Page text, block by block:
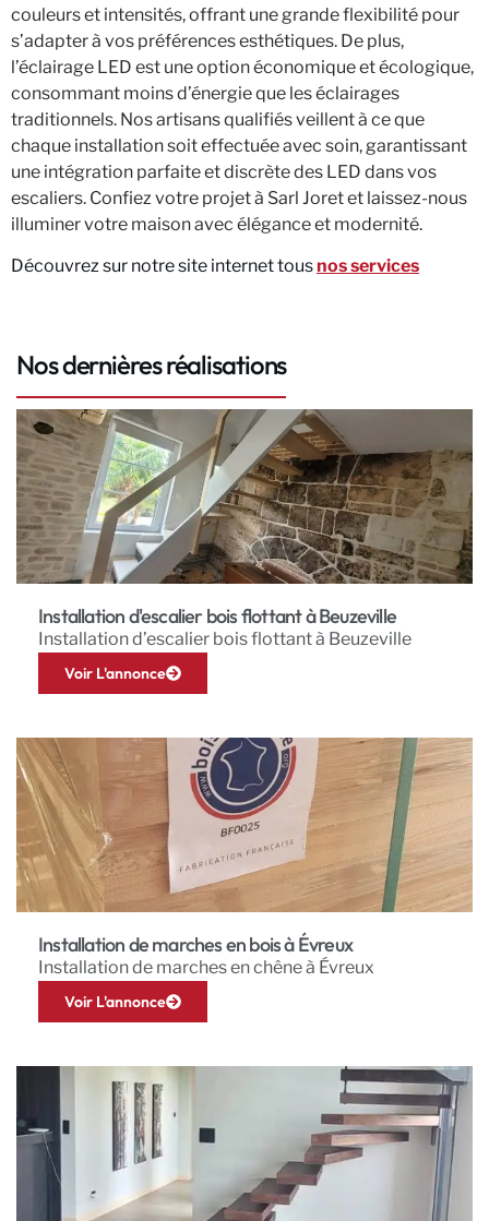
couleurs et intensités, offrant une grande flexibilité pour
s’adapter à vos préférences esthétiques. De plus,
l’éclairage LED est une option économique et écologique,
consommant moins d’énergie que les éclairages
traditionnels. Nos artisans qualifiés veillent à ce que
chaque installation soit effectuée avec soin, garantissant
une intégration parfaite et discrète des LED dans vos
escaliers. Confiez votre projet à Sarl Joret et laissez-nous
illuminer votre maison avec élégance et modernité.
Découvrez sur notre site internet tousnos services
Nos dernières réalisations
Installation d'escalier bois flottant à Beuzeville
Installation d’escalier bois flottant à Beuzeville
Voir L'annonce
Installation de marches en bois à Évreux
Installation de marches en chêne à Évreux
Voir L'annonce